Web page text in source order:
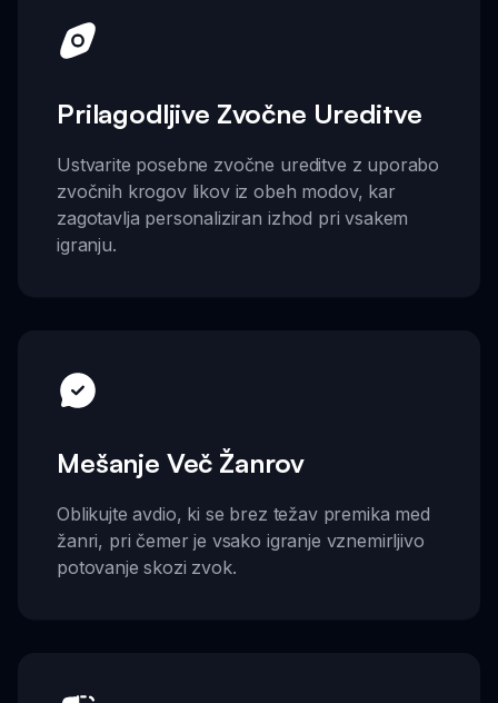
Prilagodljive Zvočne Ureditve
Ustvarite posebne zvočne ureditve z uporabo
zvočnih krogov likov iz obeh modov, kar
zagotavlja personaliziran izhod pri vsakem
igranju.
Mešanje Več Žanrov
Oblikujte avdio, ki se brez težav premika med
žanri, pri čemer je vsako igranje vznemirljivo
potovanje skozi zvok.